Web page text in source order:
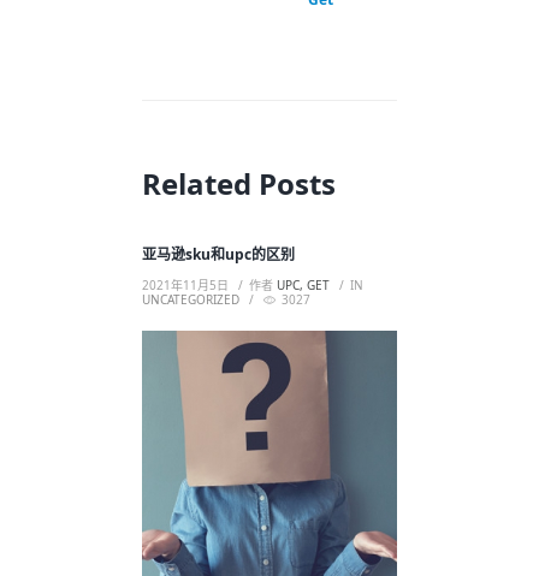
Related Posts
亚马逊sku和upc的区别
2021年11月5日 作者 UPC, GET
IN
UNCATEGORIZED
3027